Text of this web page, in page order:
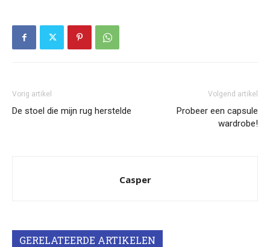
Vorig artikel
De stoel die mijn rug herstelde
Volgend artikel
Probeer een capsule
wardrobe!
Casper
GERELATEERDE ARTIKELEN